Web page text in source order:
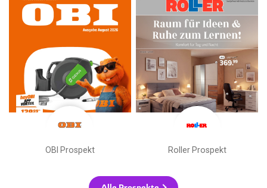
OBI Prospekt Roller Prospekt